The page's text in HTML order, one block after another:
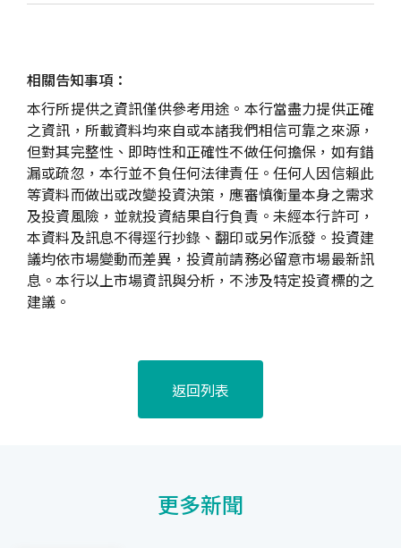
相關告知事項：
本行所提供之資訊僅供參考用途。本行當盡力提供正確
之資訊，所載資料均來自或本諸我們相信可靠之來源，
但對其完整性、即時性和正確性不做任何擔保，如有錯
漏或疏忽，本行並不負任何法律責任。任何人因信賴此
等資料而做出或改變投資決策，應審慎衡量本身之需求
及投資風險，並就投資結果自行負責。未經本行許可，
本資料及訊息不得逕行抄錄、翻印或另作派發。投資建
議均依市場變動而差異，投資前請務必留意市場最新訊
息。本行以上市場資訊與分析，不涉及特定投資標的之
建議。
返回列表
更多新聞